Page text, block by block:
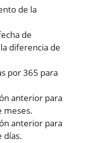
de la
de
diferencia de
por 365 para
anterior para
meses.
anterior para
días.